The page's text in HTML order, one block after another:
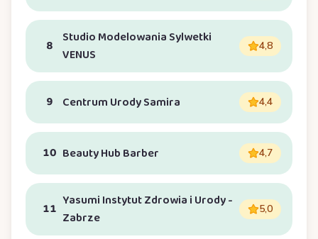
8 Studio Modelowania Sylwetki
VENUS
4,8
9 Centrum Urody Samira 4,4
10 Beauty Hub Barber 4,7
11 Yasumi Instytut Zdrowia i Urody -
Zabrze
5,0